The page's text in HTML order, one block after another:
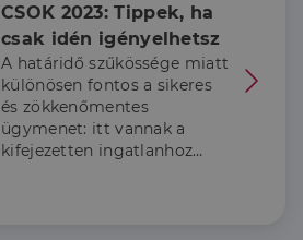
CSOK 2023: Tippek, ha
csak idén igényelhetsz
A határidő szűkössége miatt
különösen fontos a sikeres
és zökkenőmentes
ügymenet: itt vannak a
kifejezetten ingatlanhoz